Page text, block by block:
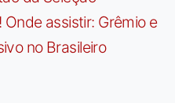
Onde assistir: Grêmio e
no Brasileiro